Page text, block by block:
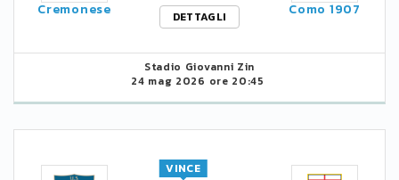
Cremonese
DETTAGLI
Como 1907
Stadio Giovanni Zin
24 mag 2026 ore 20:45
VINCE